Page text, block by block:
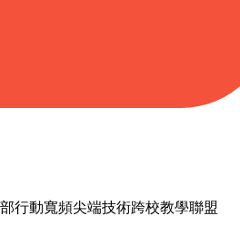
行動寬頻尖端技術跨校教學聯盟